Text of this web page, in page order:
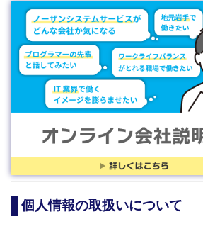
個人情報の取扱いについて